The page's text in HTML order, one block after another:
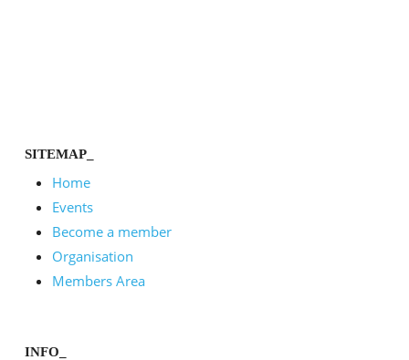
SITEMAP_
Home
Events
Become a member
Organisation
Members Area
INFO_